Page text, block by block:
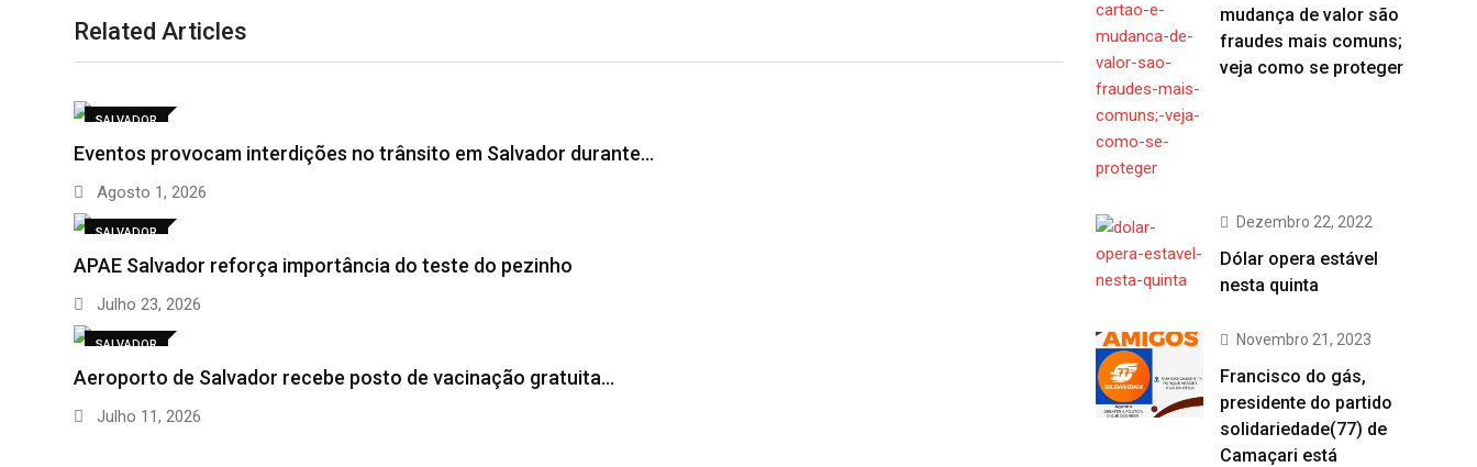
Related Articles
SALVADOR
Eventos provocam interdições no trânsito em Salvador durante…
Agosto 1, 2026
SALVADOR
APAE Salvador reforça importância do teste do pezinho
Julho 23, 2026
SALVADOR
Aeroporto de Salvador recebe posto de vacinação gratuita…
Julho 11, 2026
mudança de valor são
fraudes mais comuns;
veja como se proteger
Dezembro 22, 2022
Dólar opera estável
nesta quinta
Novembro 21, 2023
Francisco do gás,
presidente do partido
solidariedade(77) de
Camaçari está